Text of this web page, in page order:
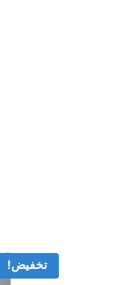
تخفيض!